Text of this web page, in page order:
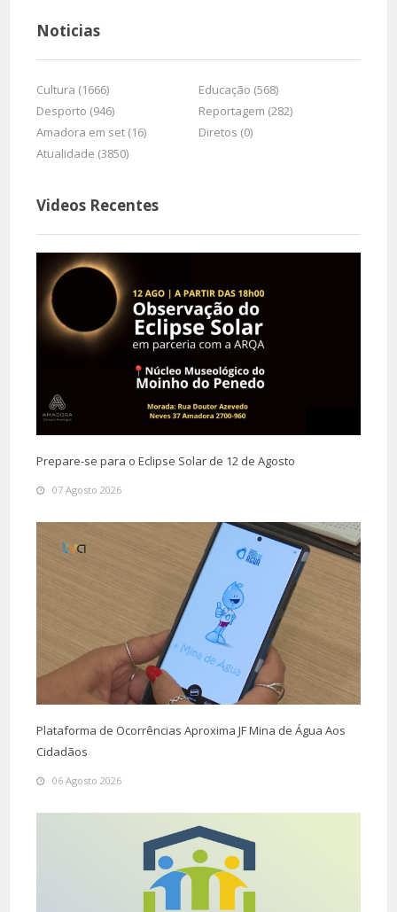
Noticias
Cultura (1666)
Educação (568)
Desporto (946)
Reportagem (282)
Amadora em set (16)
Diretos (0)
Atualidade (3850)
Videos Recentes
Prepare-se para o Eclipse Solar de 12 de Agosto
07 Agosto 2026
Plataforma de Ocorrências Aproxima JF Mina de Água Aos
Cidadãos
06 Agosto 2026